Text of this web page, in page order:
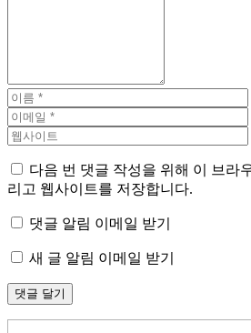
다음 번 댓글 작성을 위해 이 브라
리고 웹사이트를 저장합니다.
댓글 알림 이메일 받기
새 글 알림 이메일 받기